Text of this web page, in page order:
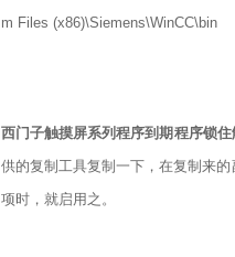
m Files (x86)\Siemens\WinCC\bin
西门子触摸屏系列程序到期程序锁
供的复制工具复制一下，在复制来
项时，就启用之。